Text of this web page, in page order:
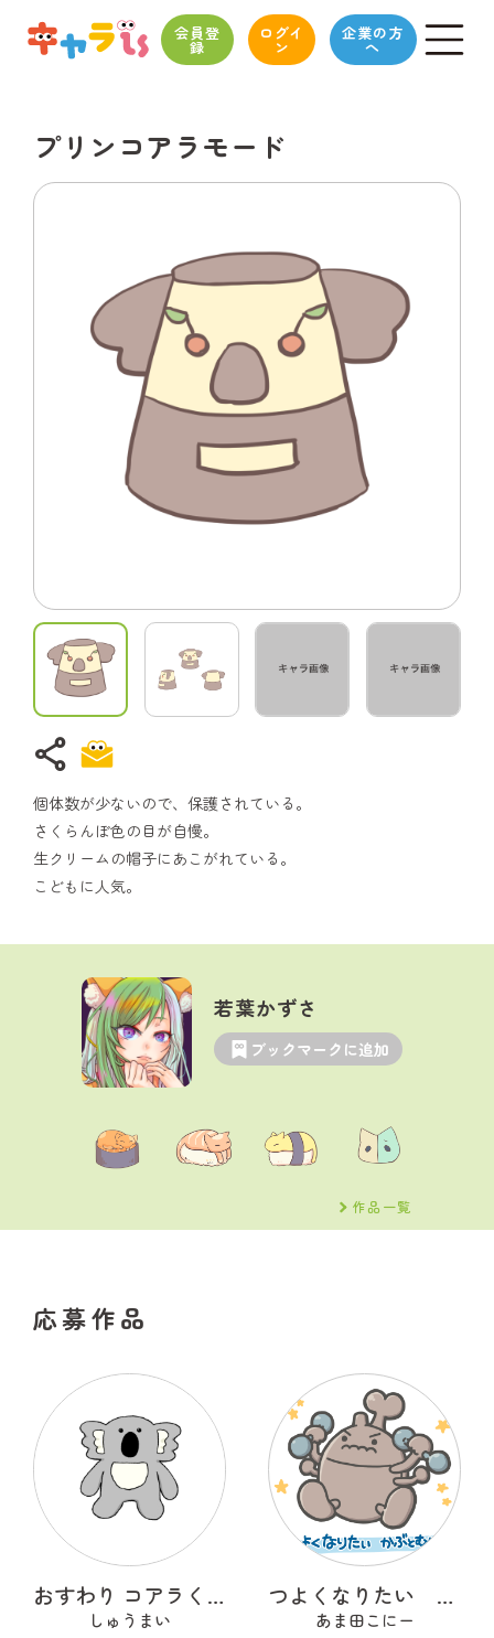
会員登
録
ログイ
ン
企業の方
へ
プリンコアラモード
share
個体数が少ないので、保護されている。
さくらんぼ色の目が自慢。
生クリームの帽子にあこがれている。
こどもに人気。
若葉かずさ
ブックマークに追加
作品一覧
応募作品
おすわり コアラくん
しゅうまい
つよくなりたい かぶとむし
あま田こにー